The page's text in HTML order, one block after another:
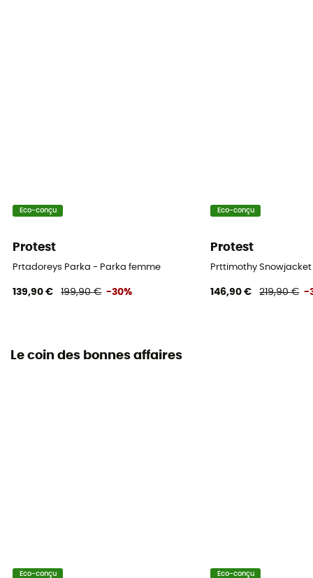
Eco-conçu
Protest
Prtadoreys Parka - Parka femme
139,90 € 199,90 € -30%
Eco-conçu
Protest
Prttimothy
146,90 € 219,90 € -
Le coin des bonnes affaires
Eco-conçu Eco-conçu